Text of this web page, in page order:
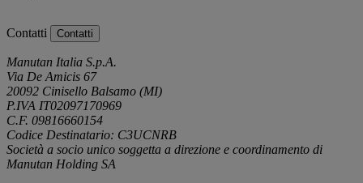
Contatti Contatti
Manutan Italia S.p.A.
Via De Amicis 67
20092 Cinisello Balsamo (MI)
P.IVA IT02097170969
C.F. 09816660154
Codice Destinatario: C3UCNRB
Società a socio unico soggetta a direzione e coordinamento di
Manutan Holding SA